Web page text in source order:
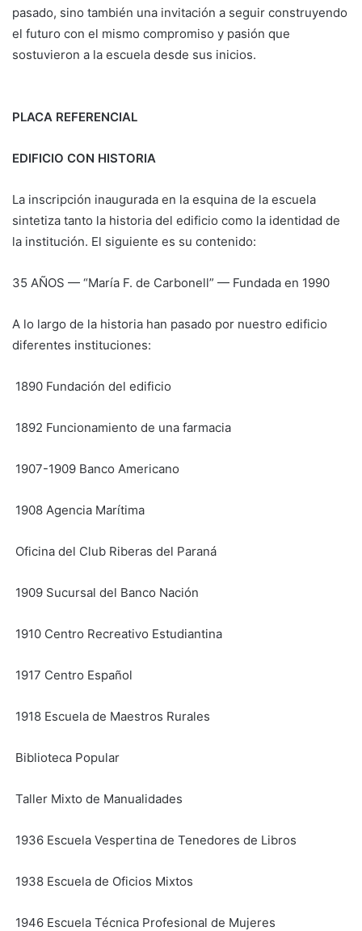
pasado, sino también una invitación a seguir construyendo
el futuro con el mismo compromiso y pasión que
sostuvieron a la escuela desde sus inicios.
PLACA REFERENCIAL
EDIFICIO CON HISTORIA
La inscripción inaugurada en la esquina de la escuela
sintetiza tanto la historia del edificio como la identidad de
la institución. El siguiente es su contenido:
35 AÑOS — “María F. de Carbonell” — Fundada en 1990
A lo largo de la historia han pasado por nuestro edificio
diferentes instituciones:
1890 Fundación del edificio
1892 Funcionamiento de una farmacia
1907-1909 Banco Americano
1908 Agencia Marítima
Oficina del Club Riberas del Paraná
1909 Sucursal del Banco Nación
1910 Centro Recreativo Estudiantina
1917 Centro Español
1918 Escuela de Maestros Rurales
Biblioteca Popular
Taller Mixto de Manualidades
1936 Escuela Vespertina de Tenedores de Libros
1938 Escuela de Oficios Mixtos
1946 Escuela Técnica Profesional de Mujeres